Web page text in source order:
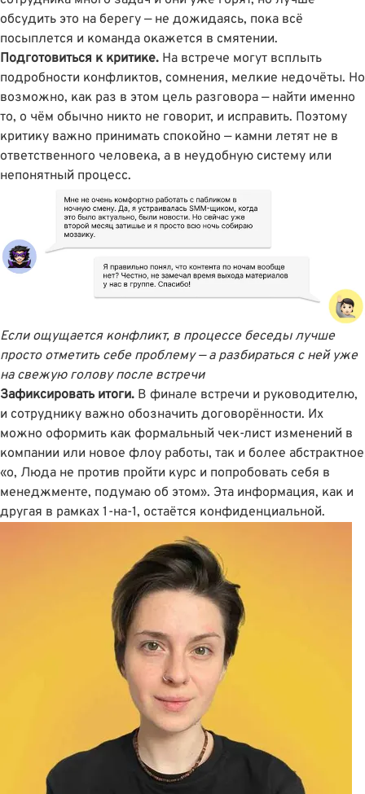
обсудить это на берегу — не дожидаясь, пока всё
посыплется и команда окажется в смятении.
Подготовиться к критике. На встрече могут всплыть
подробности конфликтов, сомнения, мелкие недочёты. Но
возможно, как раз в этом цель разговора — найти именно
то, о чём обычно никто не говорит, и исправить. Поэтому
критику важно принимать спокойно — камни летят не в
ответственного человека, а в неудобную систему или
непонятный процесс.
Если ощущается конфликт, в процессе беседы лучше
просто отметить себе проблему — а разбираться с ней уже
на свежую голову после встречи
Зафиксировать итоги. В финале встречи и руководителю,
и сотруднику важно обозначить договорённости. Их
можно оформить как формальный чек-лист изменений в
компании или новое флоу работы, так и более абстрактное
«о, Люда не против пройти курс и попробовать себя в
менеджменте, подумаю об этом». Эта информация, как и
другая в рамках 1-на-1, остаётся конфиденциальной.